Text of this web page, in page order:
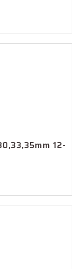
12-